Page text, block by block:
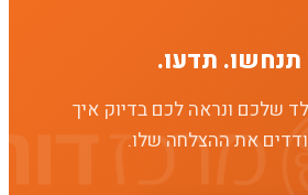
תדעו.
שלכם ונראה לכם בדיוק איך
את ההצלחה שלו.